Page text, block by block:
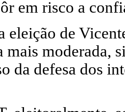
em risco a
eleição de
mais moderada,
da defesa dos